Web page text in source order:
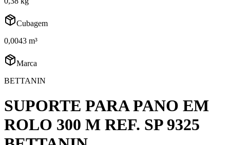
Cubagem
0,0043 m³
Marca
BETTANIN
SUPORTE PARA PANO EM
ROLO 300 M REF. SP 9325